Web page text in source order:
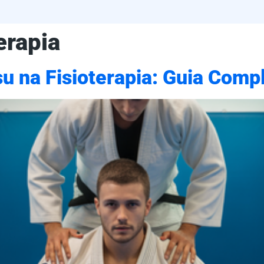
na Fisioterapia: Guia